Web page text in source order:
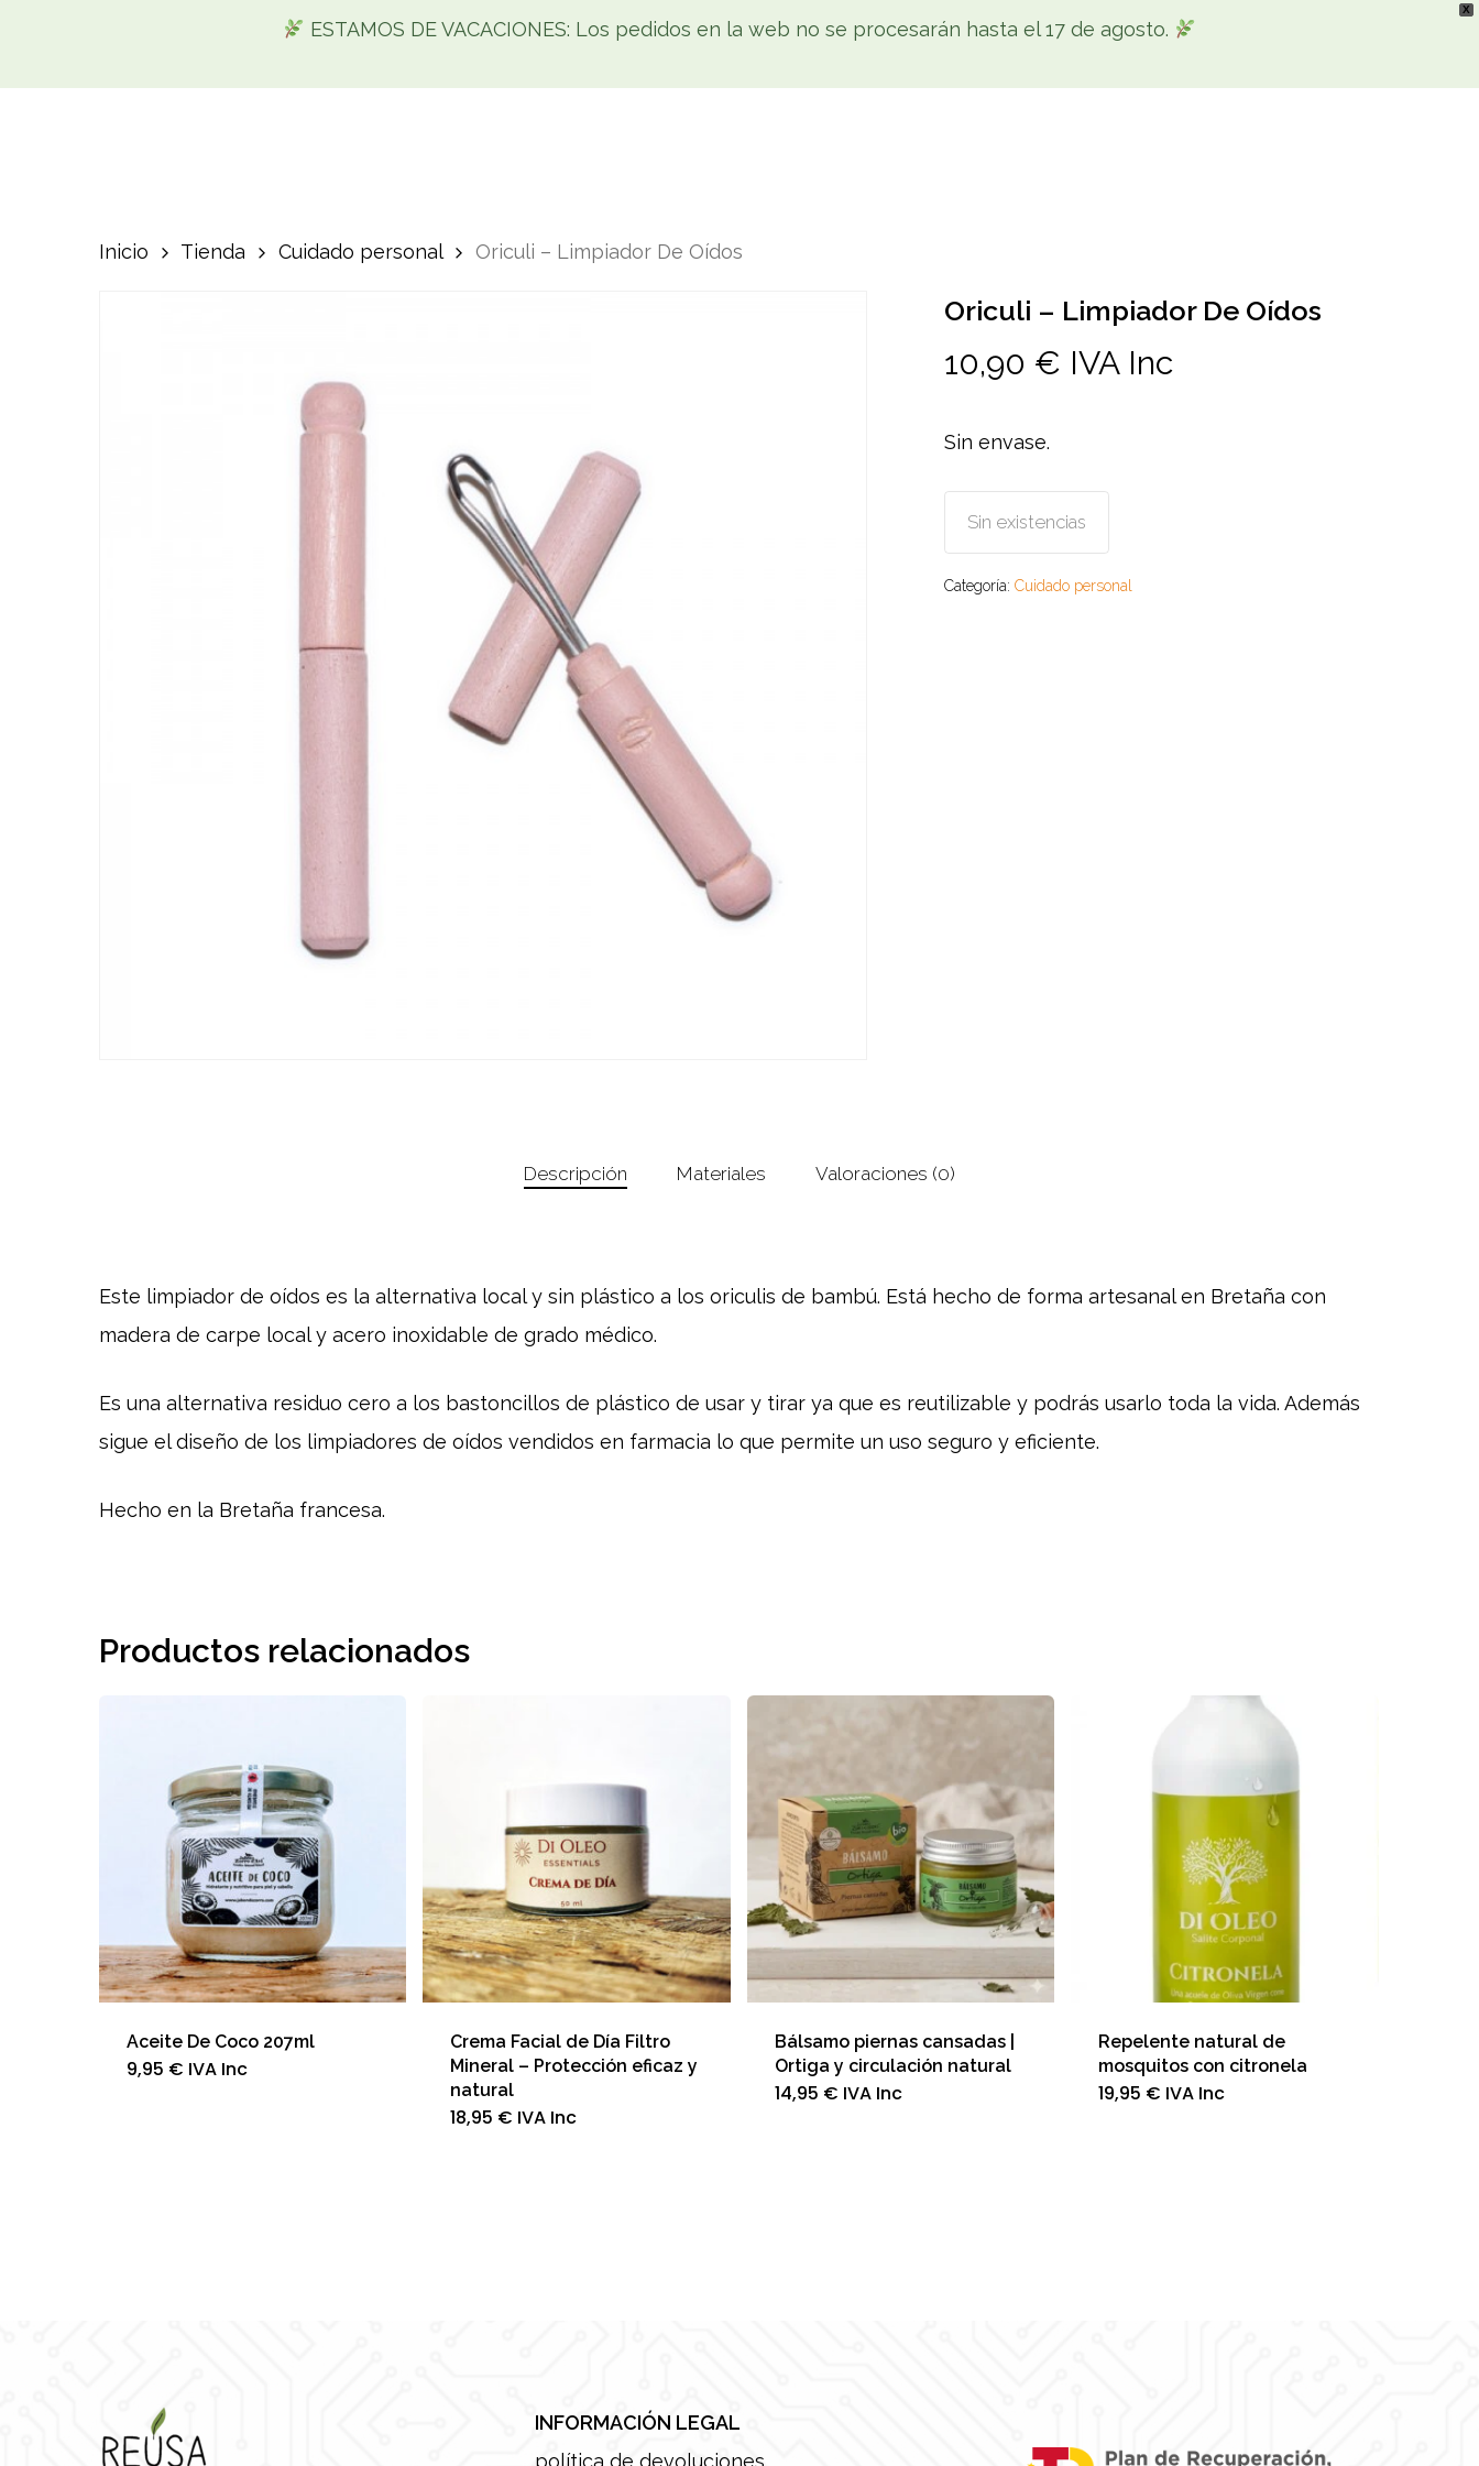
X
ESTAMOS DE VACACIONES: Los pedidos en la web no se procesarán hasta el 17 de agosto.
main
Búsqueda
productos
Hit enter to search or ESC to close
facebook
Inicio Tienda Cuidado personal Oriculi – Limpiador De Oídos
Oriculi – Limpiador De Oídos
10,90 € IVA Inc
Sin envase.
Sin existencias
Categoría:Cuidado personal
Descripción Materiales Valoraciones (0)
Este limpiador de oídos es la alternativa local y sin plástico a los oriculis de bambú. Está hecho de forma artesanal en Bretaña con
madera de carpe local y acero inoxidable de grado médico.
Es una alternativa residuo cero a los bastoncillos de plástico de usar y tirar ya que es reutilizable y podrás usarlo toda la vida. Además
sigue el diseño de los limpiadores de oídos vendidos en farmacia lo que permite un uso seguro y eficiente.
Hecho en la Bretaña francesa.
Productos relacionados
Aceite De Coco 207ml
9,95 € IVA Inc
Crema Facial de Día Filtro
Mineral – Protección eficaz y
natural
18,95 € IVA Inc
Bálsamo piernas cansadas |
Ortiga y circulación natural
14,95 € IVA Inc
Repelente natural de
mosquitos con citronela
19,95 € IVA Inc
INFORMACIÓN LEGAL
política de devoluciones